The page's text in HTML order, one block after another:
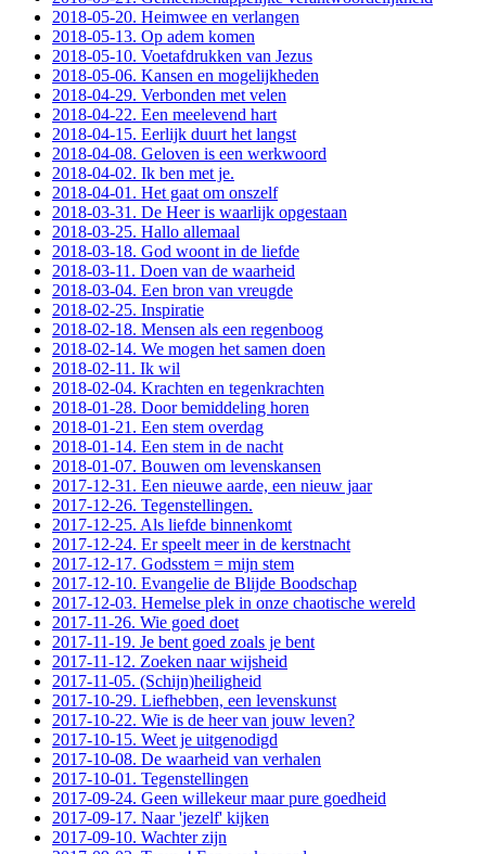
2018-05-20. Heimwee en verlangen
2018-05-13. Op adem komen
2018-05-10. Voetafdrukken van Jezus
2018-05-06. Kansen en mogelijkheden
2018-04-29. Verbonden met velen
2018-04-22. Een meelevend hart
2018-04-15. Eerlijk duurt het langst
2018-04-08. Geloven is een werkwoord
2018-04-02. Ik ben met je.
2018-04-01. Het gaat om onszelf
2018-03-31. De Heer is waarlijk opgestaan
2018-03-25. Hallo allemaal
2018-03-18. God woont in de liefde
2018-03-11. Doen van de waarheid
2018-03-04. Een bron van vreugde
2018-02-25. Inspiratie
2018-02-18. Mensen als een regenboog
2018-02-14. We mogen het samen doen
2018-02-11. Ik wil
2018-02-04. Krachten en tegenkrachten
2018-01-28. Door bemiddeling horen
2018-01-21. Een stem overdag
2018-01-14. Een stem in de nacht
2018-01-07. Bouwen om levenskansen
2017-12-31. Een nieuwe aarde, een nieuw jaar
2017-12-26. Tegenstellingen.
2017-12-25. Als liefde binnenkomt
2017-12-24. Er speelt meer in de kerstnacht
2017-12-17. Godsstem = mijn stem
2017-12-10. Evangelie de Blijde Boodschap
2017-12-03. Hemelse plek in onze chaotische wereld
2017-11-26. Wie goed doet
2017-11-19. Je bent goed zoals je bent
2017-11-12. Zoeken naar wijsheid
2017-11-05. (Schijn)heiligheid
2017-10-29. Liefhebben, een levenskunst
2017-10-22. Wie is de heer van jouw leven?
2017-10-15. Weet je uitgenodigd
2017-10-08. De waarheid van verhalen
2017-10-01. Tegenstellingen
2017-09-24. Geen willekeur maar pure goedheid
2017-09-17. Naar 'jezelf' kijken
2017-09-10. Wachter zijn